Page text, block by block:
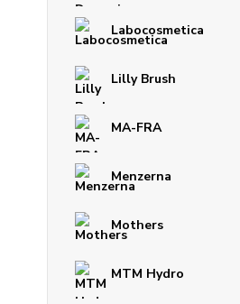
Labocosmetica
Lilly Brush
MA-FRA
Menzerna
Mothers
MTM Hydro